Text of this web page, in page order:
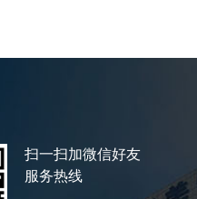
扫一扫加微信好友
服务热线